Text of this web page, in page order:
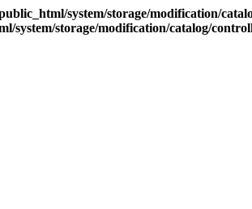
system/storage/modification/
system/storage/modification/catalog/